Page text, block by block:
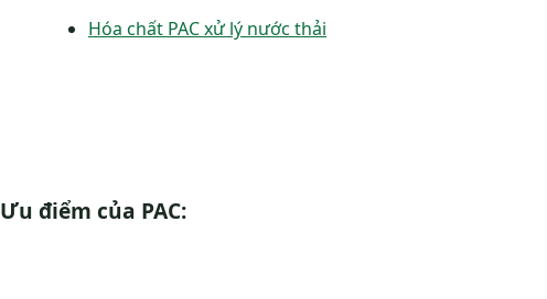
Hóa chất PAC xử lý nước thải
Ưu điểm của PAC: